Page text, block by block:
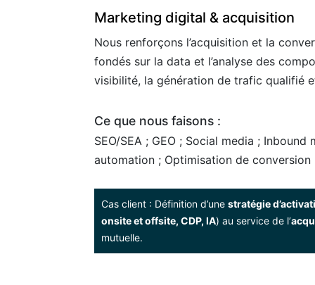
Marketing digital & acquisition
Nous renforçons l’acquisition et la
fondés sur la data et l’analyse des
visibilité, la génération de trafic qualifié
Ce que nous faisons :
SEO/SEA ; GEO ; Social media ;
automation ; Optimisation de conversion
Cas client : Définition d’une stratégie
onsite et offsite, CDP, IA) au service de l’
mutuelle.